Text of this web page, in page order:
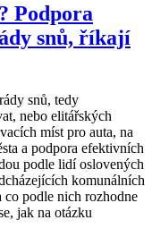
Podpora
snů, říkají
snů, tedy
nebo elitářských
míst pro auta, na
a podpora efektivních
podle lidí oslovených
komunálních
podle nich rozhodne
jak na otázku